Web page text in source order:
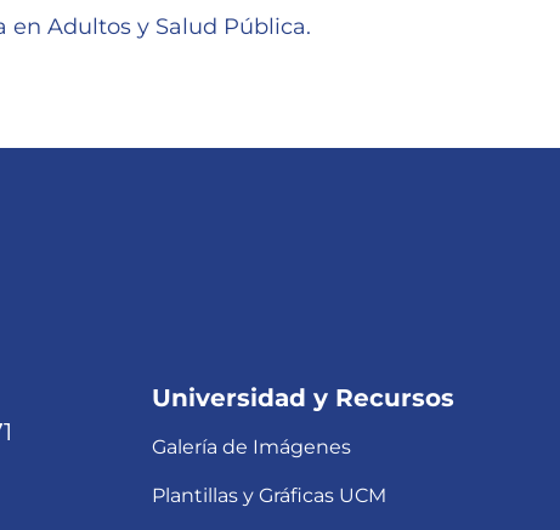
en Adultos y Salud Pública.
Universidad y Recursos
Galería de Imágenes
Plantillas y Gráficas UCM